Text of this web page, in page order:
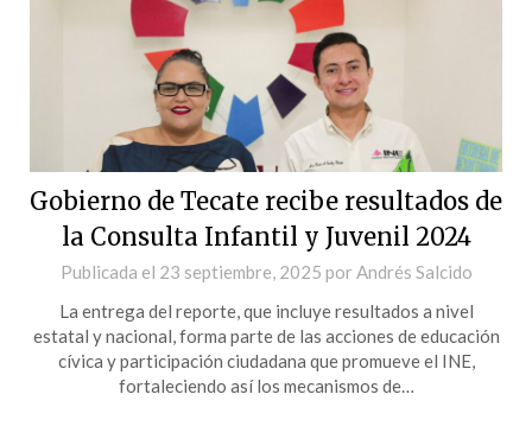
Gobierno de Tecate recibe resultados de
la Consulta Infantil y Juvenil 2024
Publicada el 23 septiembre, 2025 por Andrés Salcido
La entrega del reporte, que incluye resultados a nivel
estatal y nacional, forma parte de las acciones de educación
cívica y participación ciudadana que promueve el INE,
fortaleciendo así los mecanismos de…